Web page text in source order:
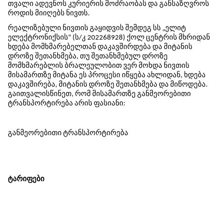
თვალი ადევნოს კურიერის მოძრაობას და განსაზღვროს
როდის მიიღებს ნივთს.
რეალიზებული ნივთის გაყიდვის შემდეგ სს „ელიტ
ელექტრონიქსის“ (ს/კ 202268928) ქოლ ცენტრის მხრიდან
ხდება მომხმარებელთან დაკავშირდება და მიტანის
დროზე შეთანხმება, თუ შეთანხმებულ დროზე
მომხმარებლის ბრალეულობით ვერ მოხდა ნივთის
მისამართზე მიტანა ეს პროცესი იწყება ახლიდან, ხდება
დაკავშირება, მიტანის დროზე შეთანხმება და მიწოდება.
გაითვალისწინეთ, რომ მისამართზე განმეორებითი
ტრანსპორტირება არის ფასიანი:
განმეორებითი ტრანსპორტირება
ტარიფები